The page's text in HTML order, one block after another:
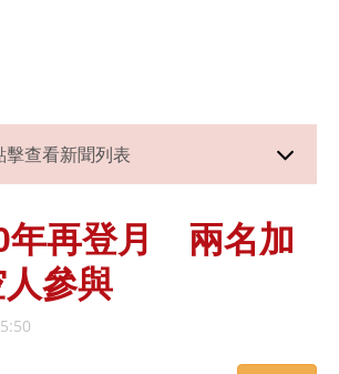
擊查看新聞列表
年再登月 兩名加
參與